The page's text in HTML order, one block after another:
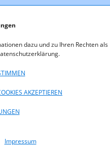
dazu und zu Ihren Rechten als
AKZEPTIEREN
Impressum